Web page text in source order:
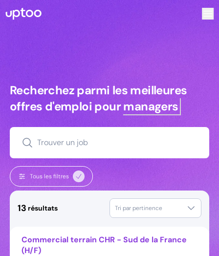
Recherchez parmi les meilleures
Recherchez parmi les meilleures
offres d'emploi pourmanagers
Trouver un job
Tous les filtres
13 résultats Tri par pertinence
Commercial terrain CHR - Sud de la France
(H/F)